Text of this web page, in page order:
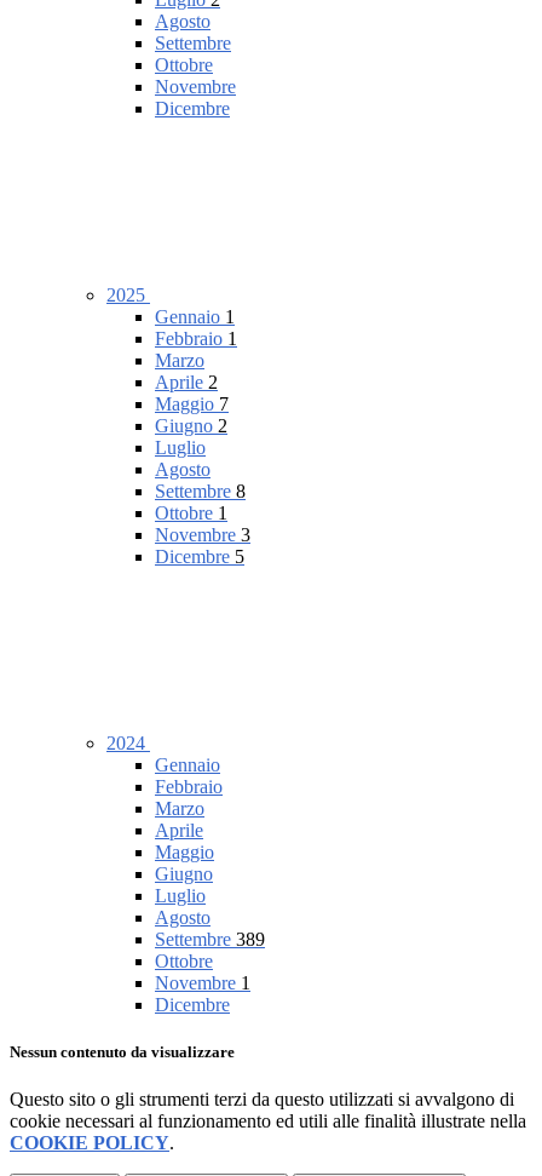
Agosto
Settembre
Ottobre
Novembre
Dicembre
2025
Gennaio 1
Febbraio 1
Marzo
Aprile 2
Maggio 7
Giugno 2
Luglio
Agosto
Settembre 8
Ottobre 1
Novembre 3
Dicembre 5
2024
Gennaio
Febbraio
Marzo
Aprile
Maggio
Giugno
Luglio
Agosto
Settembre 389
Ottobre
Novembre 1
Dicembre
Nessun contenuto da visualizzare
Questo sito o gli strumenti terzi da questo utilizzati si avvalgono di
cookie necessari al funzionamento ed utili alle finalità illustrate nella
COOKIE POLICY.